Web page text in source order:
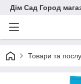
Дім Сад Город
Товари та